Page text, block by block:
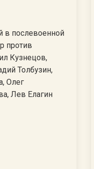
в послевоенной
против
Кузнецов,
Толбузин,
Олег
Лев Елагин